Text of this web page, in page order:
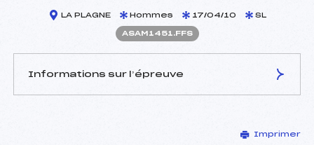
LA PLAGNE Hommes 17/04/10 SL
ASAM1451.FFS
Informations sur l’épreuve
RAMIERE BERNARD (SA)
Imprimer